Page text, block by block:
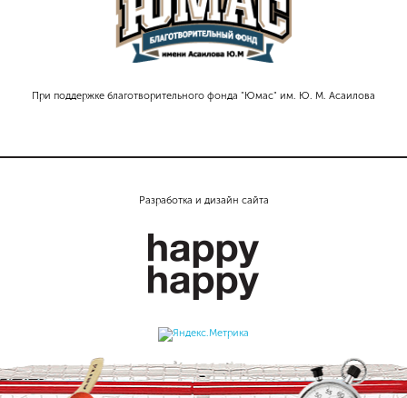
При поддержке благотворительного фонда "Юмас" им. Ю. М. Асаилова
Разработка и дизайн сайта